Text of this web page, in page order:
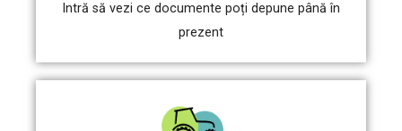
Intră să vezi ce documente poți depune până în
prezent